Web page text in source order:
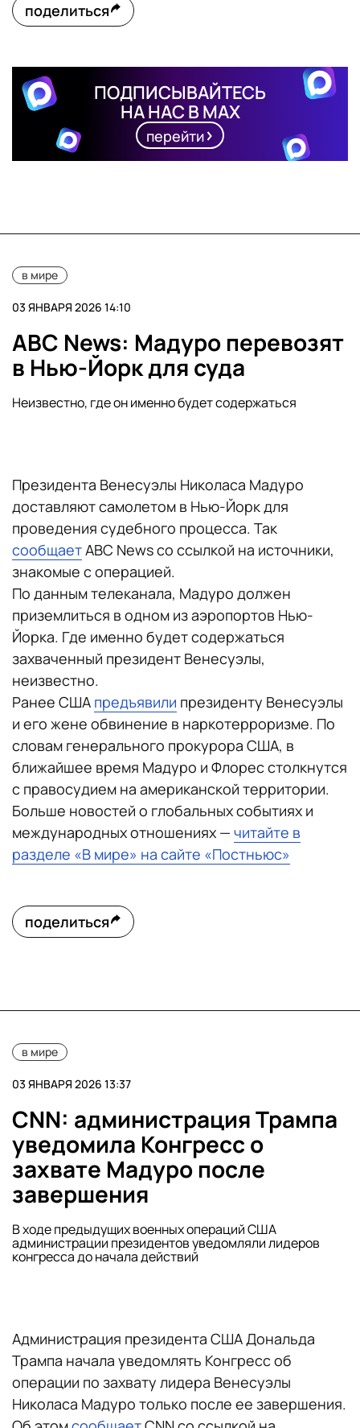
поделиться
ПОДПИСЫВАЙТЕСЬ
НА НАС В MAX
перейти
в мире
03 ЯНВАРЯ 2026 14:10
ABC News: Мадуро перевозят
в Нью-Йорк для суда
Неизвестно, где он именно будет содержаться
Президента Венесуэлы Николаса Мадуро
доставляют самолетом в Нью-Йорк для
проведения судебного процесса. Так
сообщаетABC News со ссылкой на источники,
знакомые с операцией.
По данным телеканала, Мадуро должен
приземлиться в одном из аэропортов Нью-
Йорка. Где именно будет содержаться
захваченный президент Венесуэлы,
неизвестно.
Ранее США предъявили президенту Венесуэлы
и его жене обвинение в наркотерроризме. По
словам генерального прокурора США, в
ближайшее время Мадуро и Флорес столкнутся
с правосудием на американской территории.
Больше новостей о глобальных событиях и
международных отношениях — читайте в
разделе «В мире» на сайте «Постньюс»
поделиться
в мире
03 ЯНВАРЯ 2026 13:37
CNN: администрация Трампа
уведомила Конгресс о
захвате Мадуро после
завершения
В ходе предыдущих военных операций США
администрации президентов уведомляли лидеров
конгресса до начала действий
Администрация президента США Дональда
Трампа начала уведомлять Конгресс об
операции по захвату лидера Венесуэлы
Николаса Мадуро только после ее завершения.